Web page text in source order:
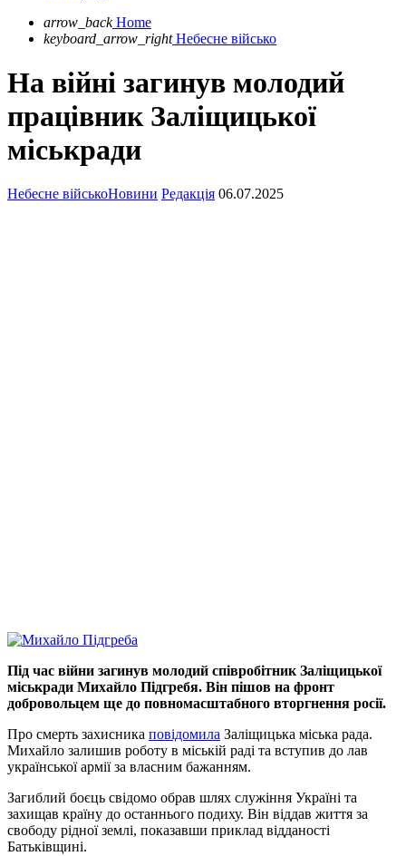
arrow_back Home
keyboard_arrow_right Небесне військо
На війні загинув молодий
працівник Заліщицької
міськради
Небесне військоНовини Редакція 06.07.2025
Під час війни загинув молодий співробітник Заліщицької
міськради Михайло Підгребя. Він пішов на фронт
добровольцем ще до повномасштабного вторгнення росії.
Про смерть захисника повідомила Заліщицька міська рада.
Михайло залишив роботу в міській раді та вступив до лав
української армії за власним бажанням.
Загиблий боєць свідомо обрав шлях служіння Україні та
захищав країну до останнього подиху. Він віддав життя за
свободу рідної землі, показавши приклад відданості
Батьківщині.